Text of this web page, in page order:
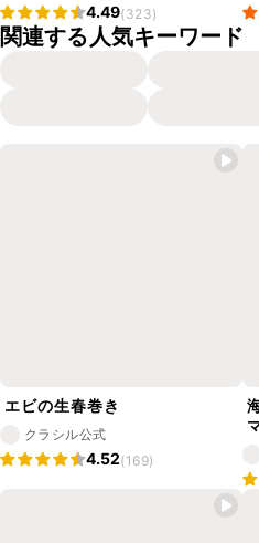
4.49(323)
関連する人気キーワード
エビの生春巻き
クラシル公式
4.52(169)